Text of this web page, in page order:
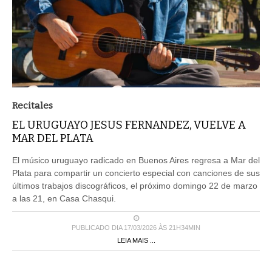
Recitales
EL URUGUAYO JESUS FERNANDEZ, VUELVE A
MAR DEL PLATA
El músico uruguayo radicado en Buenos Aires regresa a Mar del
Plata para compartir un concierto especial con canciones de sus
últimos trabajos discográficos, el próximo domingo 22 de marzo
a las 21, en Casa Chasqui.
PUBLICADO DIA 17/03/2026 ÀS 21H34MIN
LEIA MAIS ...